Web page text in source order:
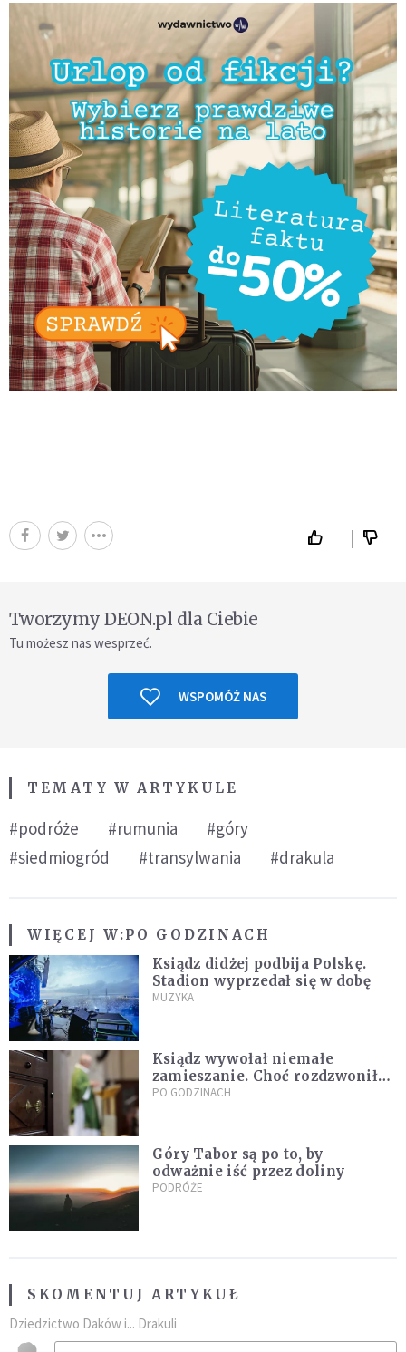
Tworzymy DEON.pl dla Ciebie
Tu możesz nas wesprzeć.
WSPOMÓŻ NAS
TEMATY W ARTYKULE
#podróże #rumunia
#góry
#siedmiogród
#transylwania #drakula
WIĘCEJ W:PO GODZINACH
Ksiądz didżej podbija Polskę.
Stadion wyprzedał się w dobę
MUZYKA
Ksiądz wywołał niemałe
zamieszanie. Choć rozdzwoniły
się telefony z całego kraju,
PO GODZINACH
Góry Tabor są po to, by
odważnie iść przez doliny
PODRÓŻE
SKOMENTUJ ARTYKUŁ
Dziedzictwo Daków i... Drakuli